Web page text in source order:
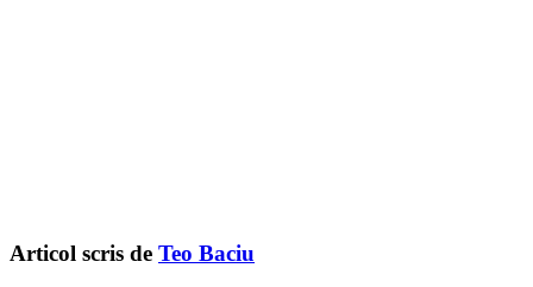
Articol scris de Teo Baciu